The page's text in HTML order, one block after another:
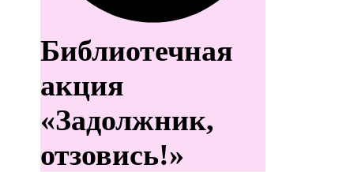
Библиотечная
акция
«Задолжник,
отзовись!»